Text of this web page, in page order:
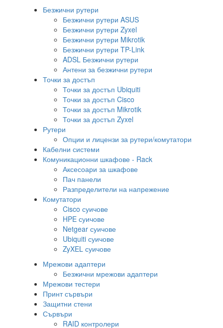
Безжични рутери
Безжични рутери ASUS
Безжични рутери Zyxel
Безжични рутери Mikrotik
Безжични рутери TP-Link
ADSL Безжични рутери
Антени за безжични рутери
Точки за достъп
Точки за достъп Ubiquiti
Точки за достъп Cisco
Точки за достъп Mikrotik
Точки за достъп Zyxel
Рутери
Опции и лицензи за рутери/комутатори
Кабелни системи
Комуникационни шкафове - Rack
Аксесоари за шкафове
Пач панели
Разпределители на напрежение
Комутатори
Cisco суичове
HPE суичове
Netgear суичове
Ubiquiti суичове
ZyXEL суичове
Мрежови адаптери
Безжични мрежови адаптери
Мрежови тестери
Принт сървъри
Защитни стени
Сървъри
RAID контролери